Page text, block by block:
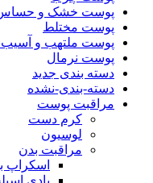
پوست خشک و
پوست مختلط
پوست ملتهب و آسیب
پوست نرمال
دسته بندی جدید
دسته-بندی-نشده
مراقبت پوست
کرم دست
لوسیون
مراقبت بدن
اسکراپ